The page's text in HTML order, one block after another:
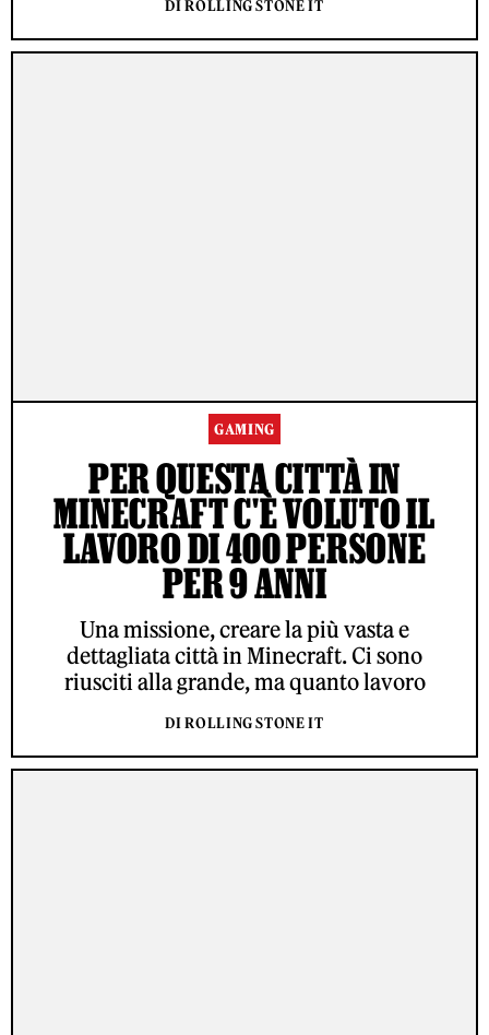
DI ROLLING STONE IT
GAMING
PER QUESTA CITTÀ IN
MINECRAFT C'È VOLUTO IL
LAVORO DI 400 PERSONE
PER 9 ANNI
Una missione, creare la più vasta e
dettagliata città in Minecraft. Ci sono
riusciti alla grande, ma quanto lavoro
DI ROLLING STONE IT